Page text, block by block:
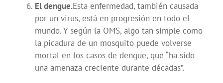
El dengue.Esta enfermedad, también causada
por un virus, está en progresión en todo el
mundo. Y según la OMS, algo tan simple como
la picadura de un mosquito puede volverse
mortal en los casos de dengue, que “ha sido
una amenaza creciente durante décadas”.